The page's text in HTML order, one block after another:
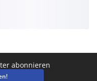
abonnieren